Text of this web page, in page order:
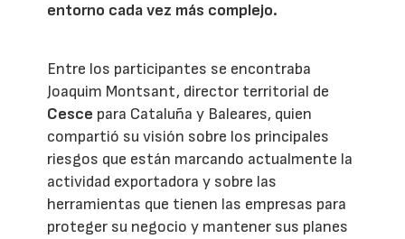
entorno cada vez más complejo.
Entre los participantes se encontraba
Joaquim Montsant, director territorial de
Cesce para Cataluña y Baleares, quien
compartió su visión sobre los principales
riesgos que están marcando actualmente la
actividad exportadora y sobre las
herramientas que tienen las empresas para
proteger su negocio y mantener sus planes